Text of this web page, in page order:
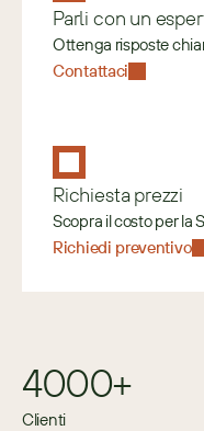
Parli con un
Ottenga risposte
Contattaci
Richiesta prezzi
Scopra il costo per la
Richiedi preventivo
4000+
Clienti